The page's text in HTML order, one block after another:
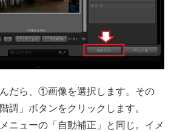
んだら、①画像を選択します。その
調」ボタンをクリックします。
ニューの「自動補正」と同じ。イメ